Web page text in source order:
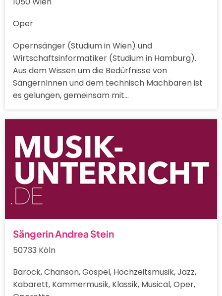
Oper
Opernsänger (Studium in Wien) und
Wirtschaftsinformatiker (Studium in Hamburg).
Aus dem Wissen um die Bedürfnisse von
SängernInnen und dem technisch Machbaren ist
es gelungen, gemeinsam mit…
Sängerin Andrea Stein
50733 Köln
Barock, Chanson, Gospel, Hochzeitsmusik, Jazz,
Kabarett, Kammermusik, Klassik, Musical, Oper,